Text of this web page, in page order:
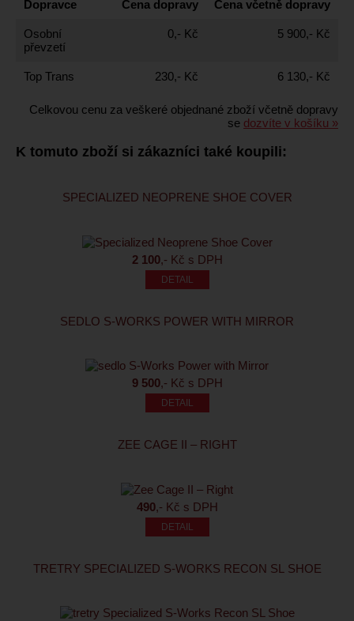
Dopravce Cena dopravy Cena včetně dopravy
Osobní
převzetí
0,- Kč 5 900,- Kč
Top Trans 230,- Kč 6 130,- Kč
Celkovou cenu za veškeré objednané zboží včetně dopravy
se dozvíte v košíku »
K tomuto zboží si zákazníci také koupili:
SPECIALIZED NEOPRENE SHOE COVER
2 100,- Kč s DPH
SEDLO S-WORKS POWER WITH MIRROR
9 500,- Kč s DPH
ZEE CAGE II – RIGHT
490,- Kč s DPH
TRETRY SPECIALIZED S-WORKS RECON SL SHOE